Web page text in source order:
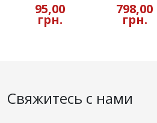
95,00
грн.
798,00
грн.
Свяжитесь с нами